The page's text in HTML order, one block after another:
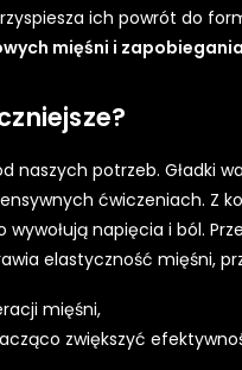
ich powrót do
mięśni i
potrzeb. Gładki
ćwiczeniach. Z
napięcia i ból.
elastyczność mięśni,
mięśni,
zwiększyć